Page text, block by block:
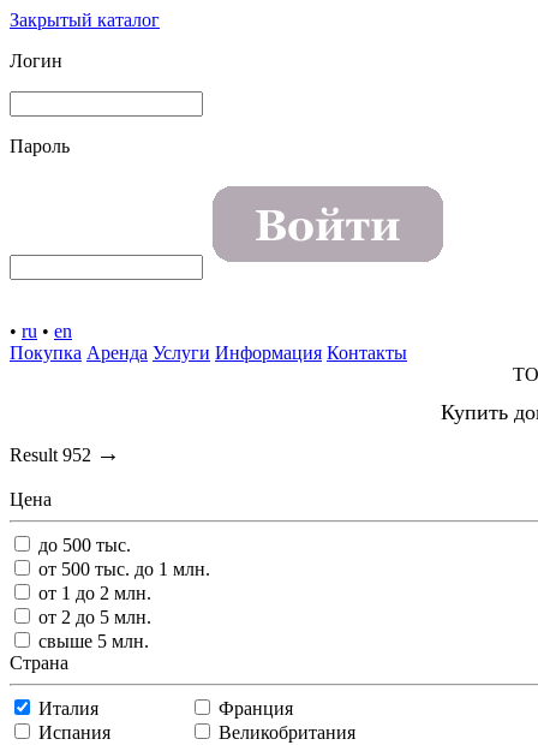
Закрытый каталог
Логин
Пароль
• ru • en
Покупка Аренда Услуги Информация Контакты
Купить
Result 952 →
Цена
до 500 тыс.
от 500 тыс. до 1 млн.
от 1 до 2 млн.
от 2 до 5 млн.
свыше 5 млн.
Страна
Италия
Франция
Испания
Великобритания